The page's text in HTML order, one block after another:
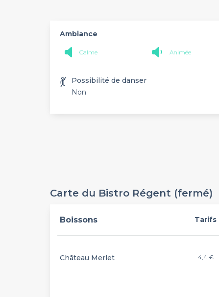
Ambiance
Calme Animée
💃
Possibilité de danser
Non
Carte du Bistro Régent (fermé)
Boissons Tarifs
Château Merlet 4,4 €